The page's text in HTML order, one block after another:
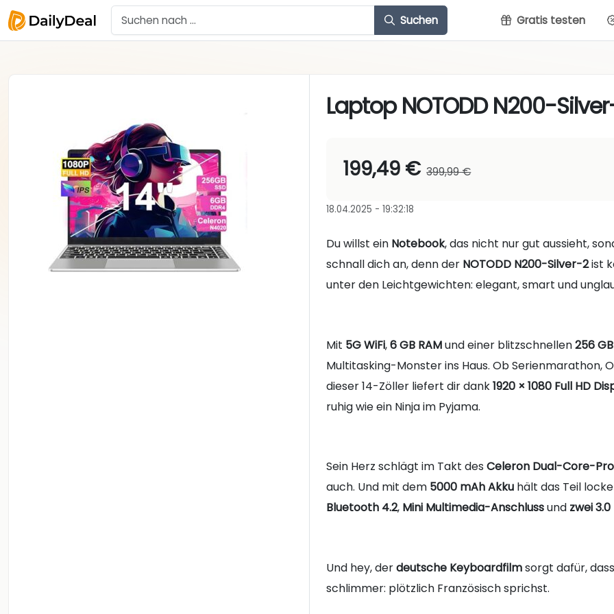
Suchen Gratis testen
Laptop NOTODD N200-
199,49 € 399,99 €
18.04.2025 - 19:32:18
Du willst ein Notebook, das nicht nur gut aussieht,
schnall dich an, denn der NOTODD N200-Silver-2ist
unter den Leichtgewichten: elegant, smart und
Mit 5G WiFi,6 GB RAMund einer blitzschnellen256
Multitasking-Monster ins Haus. Ob
dieser 14-Zöller liefert dir dank1920 × 1080 Full HD
ruhig wie ein Ninja im Pyjama.
Sein Herz schlägt im Takt desCeleron Dual-Core-
auch. Und mit dem 5000 mAh Akku hält das Teil
Bluetooth 4.2, Mini Multimedia-Anschlussund zwei
Und hey, derdeutsche Keyboardfilmsorgt dafür,
schlimmer: plötzlich Französisch sprichst.